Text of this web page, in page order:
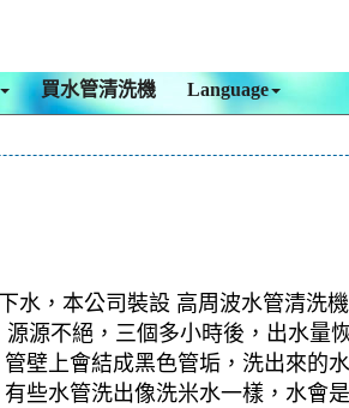
買水管清洗機 Language
水，本公司裝設 高周波水管清洗
源不絕，三個多小時後，出水量
壁上會結成黑色管垢，洗出來的
些水管洗出像洗米水一樣，水會